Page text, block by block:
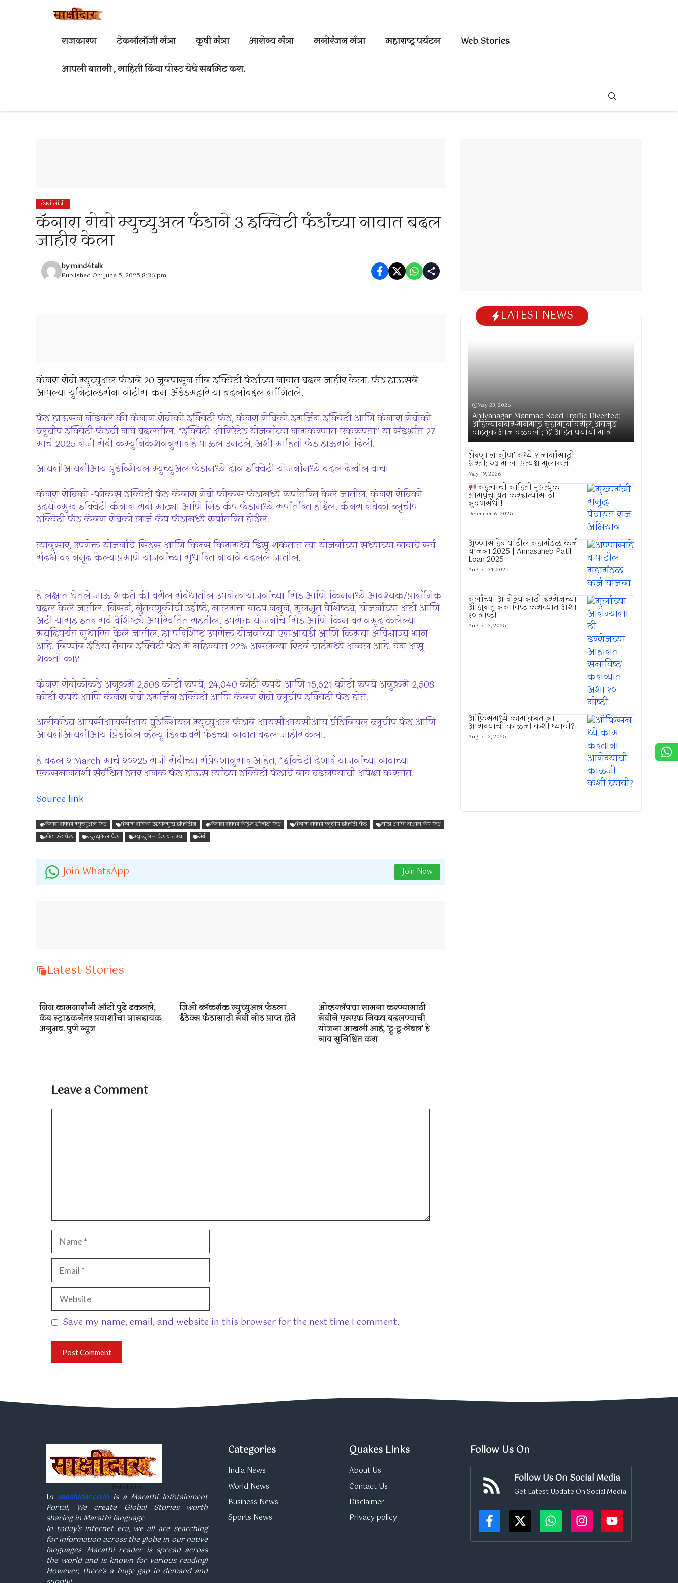
राजकारण टेकनॉलॉजी मंत्रा कृषी मंत्रा आरोग्य मंत्रा मनोरंजन मंत्रा महाराष्ट्र पर्यटन Web Stories
आपली बातमी , माहिती किंवा पोस्ट येथे सबमिट करा.
टेक्नोलॉजी
कॅनारा रोबो म्युच्युअल फंडाने 3 इक्विटी फंडांच्या नावात बदल
जाहीर केला
bymind4talk
Published On: June 5, 2025 8:36 pm
कॅनरा रोबो म्युच्युअल फंडाने 20 जूनपासून तीन इक्विटी फंडांच्या नावात बदल जाहीर केला. फंड हाऊसने
आपल्या युनिटोल्डर्सना नोटीस-कम-अ‍ॅडंडमद्वारे या बदलांबद्दल सांगितले.
फंड हाऊसने नोंदवले की कॅनारा रोबोको इक्विटी फंड, कॅनरा रोबिको इमर्जिंग इक्विटी आणि कॅनारा रोबोको
ब्लूचीप इक्विटी फंडची नावे बदलतील. “इक्विटी ओरिएंटेड योजनांच्या नामकरणात एकरूपता” या संदर्भात 27
मार्च 2025 रोजी सेबी कम्युनिकेशननुसार हे पाऊल उमटले, अशी माहिती फंड हाऊसने दिली.
आयसीआयसीआय प्रुडेन्शियल म्युच्युअल फंडामध्ये दोन इक्विटी योजनांमध्ये बदल देखील वाचा
कॅनरा रोबिको -फोकस इक्विटी फंड कॅनारा रोबो फोकस फंडामध्ये रूपांतरित केले जातील. कॅनरा रोबिको
उदयोन्मुख इक्विटी कॅनारा रोबो मोठ्या आणि मिड कॅप फंडामध्ये रूपांतरित होईल. कॅनरा रोबेको ब्लूचीप
इक्विटी फंड कॅनरा रोबेको लार्ज कॅप फंडामध्ये रूपांतरित होईल.
त्यानुसार, उपरोक्त योजनांचे सिड्स आणि किम्स किममध्ये दिसू शकतात त्या योजनांच्या सध्याच्या नावाचे सर्व
संदर्भ वर नमूद केल्याप्रमाणे योजनांच्या सुधारित नावाने बदलले जातील.
हे लक्षात घेतले जाऊ शकते की वरील संबंधातील उपरोक्त योजनांच्या सिड आणि किममध्ये आवश्यक/प्रासंगिक
बदल केले जातील. निसर्ग, गुंतवणूकीची उद्दीष्टे, मालमत्ता वाटप नमुने, मूलभूत वैशिष्ट्ये, योजनांच्या अटी आणि
अटी यासह इतर सर्व वैशिष्ट्ये अपरिवर्तित राहतील. उपरोक्त योजनांचे सिड आणि किम वर नमूद केलेल्या
मर्यादेपर्यंत सुधारित केले जातील. हा परिशिष्ट उपरोक्त योजनांच्या एसआयडी आणि किमचा अविभाज्य भाग
आहे. निप्पॉन इंडिया तैवान इक्विटी फंड मे महिन्यात 22% असलेल्या रिटर्न चार्टमध्ये अव्वल आहे. वेग असू
शकतो का?
कॅनरा रोबोकोकडे अनुक्रमे 2,508 कोटी रुपये, 24,040 कोटी रुपये आणि 15,621 कोटी रुपये अनुक्रमे 2,508
कोटी रुपये आणि कॅनरा रोबो इमर्जिंग इक्विटी आणि कॅनरा रोबो ब्लूचीप इक्विटी फंड होते.
अलीकडेच आयसीआयसीआय प्रुडेन्शियल म्युच्युअल फंडाने आयसीआयसीआय प्रीडेनियल ब्लूचीप फंड आणि
आयसीआयसीआय प्रिडनिल व्हॅल्यू डिस्कवरी फंडच्या नावात बदल जाहीर केला.
हे बदल २ March मार्च २०२25 रोजी सेबीच्या संप्रेषणानुसार आहेत, “इक्विटी देणारं योजनांच्या नावाच्या
एकसमानतेशी संबंधित इतर अनेक फंड हाऊस त्यांच्या इक्विटी फंडाचे नाव बदलण्याची अपेक्षा करतात.
Source link
कॅनारा रोबको म्युच्युअल फंड कॅनारा रोबिको उदयोन्मुख इक्विटीज कॅनारा रोबेको केंद्रित इक्विटी फंड कॅनारा रोबेको ब्लूचीप इक्विटी फंड
मोठा आणि मध्यम कॅप फंड
मोठा हॅट फंड
म्युच्युअल फंड म्युच्युअल फंड बातम्या सेबी
Join WhatsApp Join Now
Latest Stories
गिग कामगारांनी ऑटो पुढे ढकलले,
कॅब स्ट्राइकनंतर प्रवाशांचा त्रासदायक
अनुभव. पुणे न्यूज
जिओ ब्लॅकरॉक म्युच्युअल फंडला
इंडेक्स फंडासाठी सेबी नोड प्राप्त होते
ओव्हरलॅपचा सामना करण्यासाठी
सेबीने एमएफ निकष बदलण्याची
योजना आखली आहे, ‘ट्रू-टू-लेबल’ हे
नाव सुनिश्चित करा
Leave a Comment
Comment
Name
Email
Website
Save my name, email, and website in this browser for the next time I comment.
LATEST NEWS
May 23, 2026
Ahilyanagar-Manmad Road Traffic Diverted:
अहिल्यानगर-मनमाड महामार्गावरील अवजड
वाहतूक आज वळवली; ‘हे’ आहेत पर्यायी मार्ग
‘प्रेरणा ग्रामीण’ मध्ये ९ जागांसाठी
भरती; २३ मे ला प्रत्यक्ष मुलाखती
May 19, 2026
महत्वाची माहिती – प्रत्येक
ग्रामपंचायत करदात्यांसाठी
सुवर्णसंधी!
December 6, 2025
अण्णासाहेब पाटील महामंडळ कर्ज
योजना 2025 | Annasaheb Patil
Loan 2025
August 31, 2025
मुलांच्या आरोग्यासाठी दररोजच्या
आहारात समाविष्ट कराव्यात अशा
१० गोष्टी
August 3, 2025
ऑफिसमध्ये काम करताना
आरोग्याची काळजी कशी घ्यावी?
August 2, 2025
Sakshidar
In sakshidar.co.inis a Marathi Infotainment
Portal, We create Global Stories worth
sharing in Marathi language.
In today’s internet era, we all are searching
for information across the globe in our native
languages. Marathi reader is spread across
the world and is known for various reading!
However, there’s a huge gap in demand and
Categories
India News
World News
Business News
Sports News
Quakes Links
About Us
Contact Us
Disclaimer
Privacy policy
Follow Us On
Follow Us On Social Media
Get Latest Update On Social Media